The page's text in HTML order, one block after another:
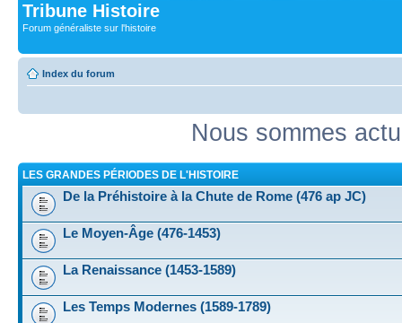
Tribune Histoire
Forum généraliste sur l'histoire
Index du forum
Nous sommes
LES GRANDES PÉRIODES DE L'HISTOIRE
De la Préhistoire à la Chute de Rome (476 ap JC)
Le Moyen-Âge (476-1453)
La Renaissance (1453-1589)
Les Temps Modernes (1589-1789)